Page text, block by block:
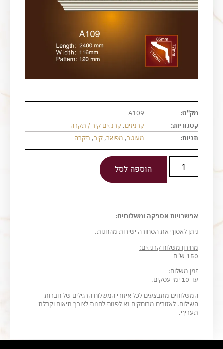
מק"ט:
A109
קטגוריות:
קרניזים, קרניזים קיר / תקרה
תגיות:
מעוטר, מפואר, קיר, תקרה
הוספה לסל
אפשרויות אספקה ומשלוחים:
ניתן לאסוף את הסחורה ישירות מהחנות.
מחירון משלוח קרניזים:
150 ש"ח
זמן משלוח:
עד 10 ימי עסקים.
המשלוחים מתבצעים לכל איזורי המשלוח הרגילים של חברות
השילוח. לאזורים מרוחקים נא לפנות לחנות לצורך תיאום וקבלת
תעריף.